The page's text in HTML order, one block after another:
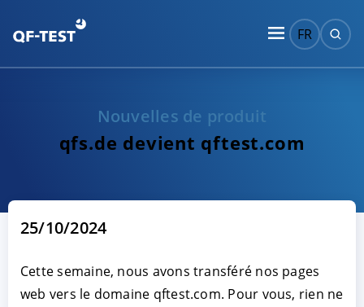
FR
Nouvelles de produit
qfs.de devient qftest.com
25/10/2024
Cette semaine, nous avons transféré nos pages
web vers le domaine qftest.com. Pour vous, rien ne